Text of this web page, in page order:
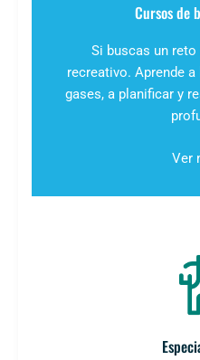
Cursos de
Si buscas un
recreativo. Aprende
gases, a planificar y
Ver